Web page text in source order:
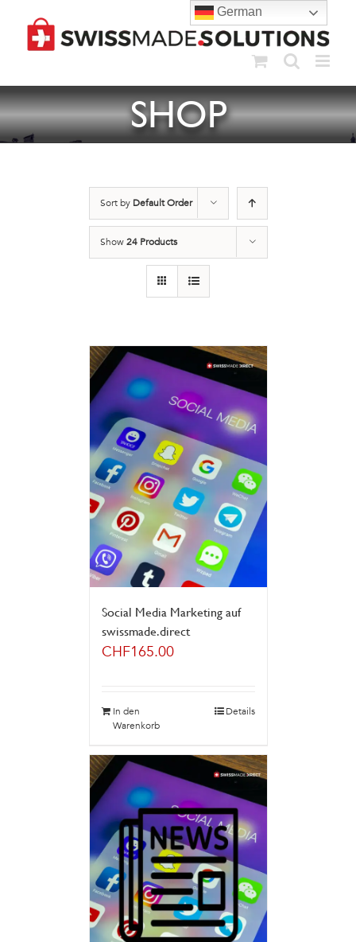
content
SHOP
Sort by Default Order
Show24 Products
Social Media Marketing auf
swissmade.direct
CHF165.00
In den
Warenkorb
Details
German